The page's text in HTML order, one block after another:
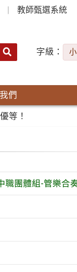
教師甄選系統
字級： 小
們
等！
職團體組-管樂合